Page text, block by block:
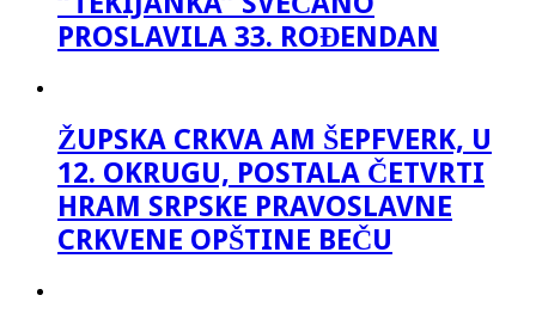
PROSLAVILA 33. ROĐENDAN
ŽUPSKA CRKVA AM ŠEPFVERK, U
12. OKRUGU, POSTALA ČETVRTI
HRAM SRPSKE PRAVOSLAVNE
CRKVENE OPŠTINE BEČU